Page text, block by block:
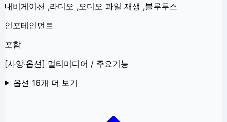
내비게이션 ,라디오 ,오디오 파일 재생 ,블루투스
인포테인먼트
포함
[사양·옵션] 멀티미디어 / 주요기능
옵션 16개 더 보기